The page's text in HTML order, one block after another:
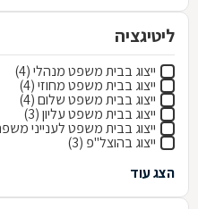
ליטיגציה
ייצוג בבית משפט מנהלי (4)
ייצוג בבית משפט מחוזי (4)
ייצוג בבית משפט שלום (4)
ייצוג בבית משפט עליון (3)
ייצוג בבית משפט לענייני
ייצוג בהוצל"פ (3)
הצג עוד